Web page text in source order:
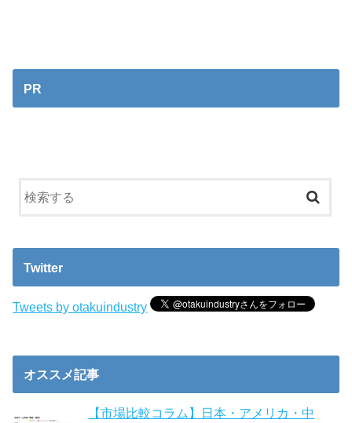
PR
Twitter
Tweets by otakuindustry
オススメ記事
【市場比較コラム】日本・アメリカ・中